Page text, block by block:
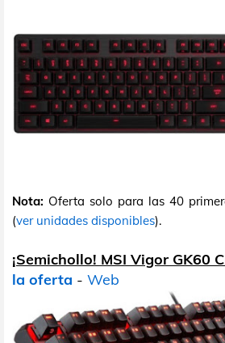
Nota: Oferta solo para las 40
(ver unidades disponibles).
¡Semichollo! MSI Vigor GK60
la oferta - Web